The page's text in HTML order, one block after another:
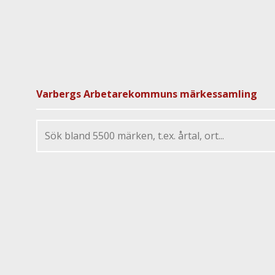
Varbergs Arbetarekommuns märkessamling